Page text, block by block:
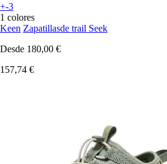
+-3
1 colores
Keen Zapatillasde trail Seek
Desde 180,00 €
157,74 €